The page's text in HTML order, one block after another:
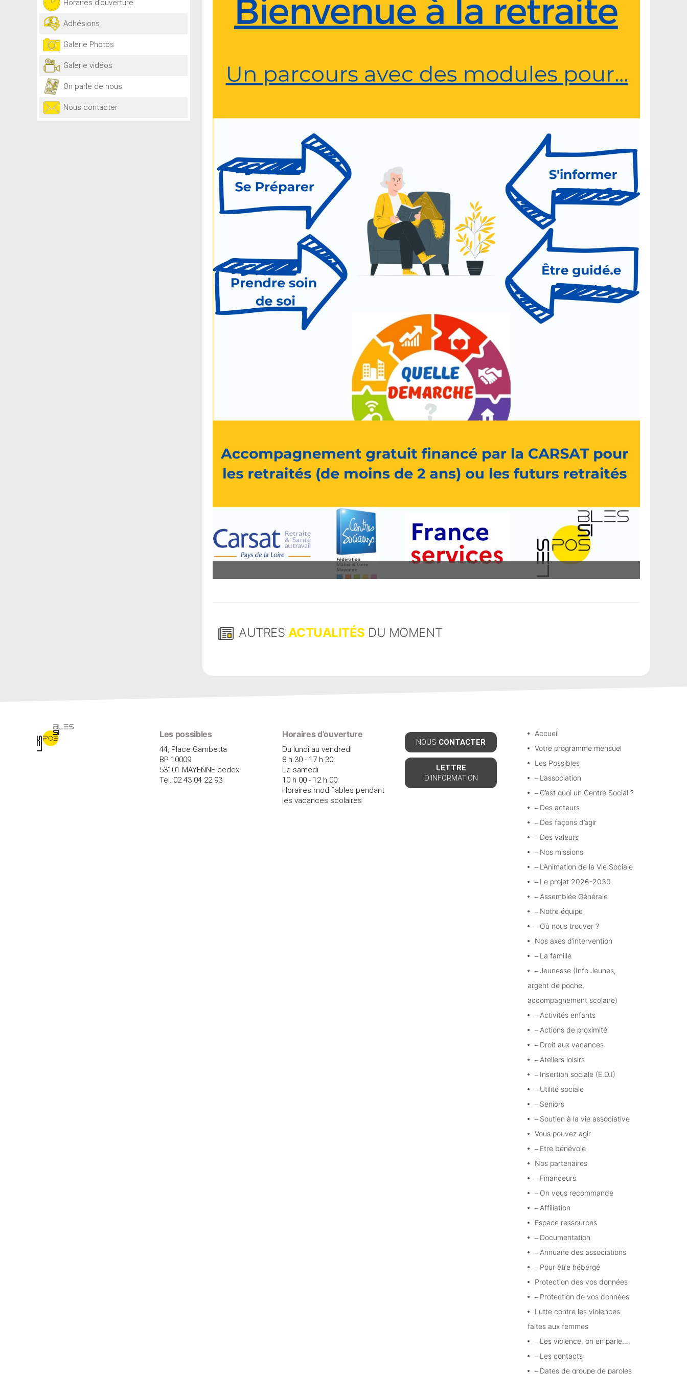
AUTRES ACTUALITÉS DU MOMENT
Horaires d’ouverture
Adhésions
Galerie Photos
Galerie vidéos
On parle de nous
Nous contacter
Les possibles
44, Place Gambetta
BP 10009
53101 MAYENNE cedex
Tel. 02 43 04 22 93
Horaires d’ouverture
Du lundi au vendredi
8 h 30 - 17 h 30
Le samedi
10 h 00 - 12 h 00
Horaires modifiables pendant
les vacances scolaires
NOUS CONTACTER
LETTRE
D'INFORMATION
Accueil
Votre programme mensuel
Les Possibles
L’association
C’est quoi un Centre Social ?
Des acteurs
Des façons d’agir
Des valeurs
Nos missions
L’Animation de la Vie Sociale
Le projet 2026-2030
Assemblée Générale
Notre équipe
Où nous trouver ?
Nos axes d’intervention
La famille
Jeunesse (Info Jeunes,
argent de poche,
accompagnement scolaire)
Activités enfants
Actions de proximité
Droit aux vacances
Ateliers loisirs
Insertion sociale (E.D.I)
Utilité sociale
Seniors
Soutien à la vie associative
Vous pouvez agir
Etre bénévole
Nos partenaires
Financeurs
On vous recommande
Affiliation
Espace ressources
Documentation
Annuaire des associations
Pour être hébergé
Protection des vos données
Protection de vos données
Lutte contre les violences
faites aux femmes
Les violence, on en parle…
Les contacts
Dates de groupe de paroles